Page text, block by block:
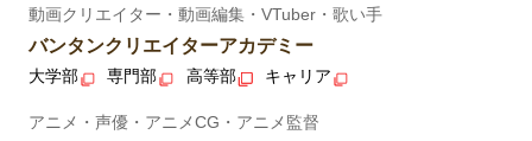
動画クリエイター・動画編集・VTuber・歌い手
バンタンクリエイターアカデミー
大学部 専門部 高等部 キャリア
アニメ・声優・アニメCG・アニメ監督